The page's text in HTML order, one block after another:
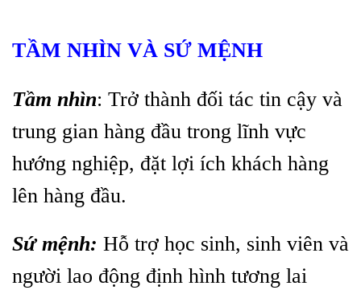
TẦM NHÌN VÀ SỨ MỆNH
Tầm nhìn: Trở thành đối tác tin cậy và
trung gian hàng đầu trong lĩnh vực
hướng nghiệp, đặt lợi ích khách hàng
lên hàng đầu.
Sứ mệnh: Hỗ trợ học sinh, sinh viên và
người lao động định hình tương lai